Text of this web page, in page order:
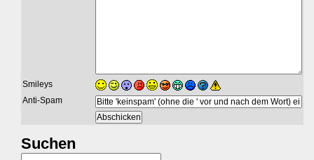
Smileys
Anti-Spam
Suchen